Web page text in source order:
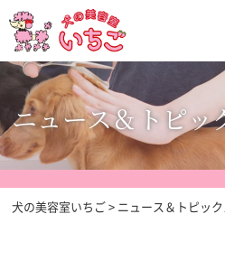
ニュース＆トピッ
犬の美容室いちご> ニュース＆トピック